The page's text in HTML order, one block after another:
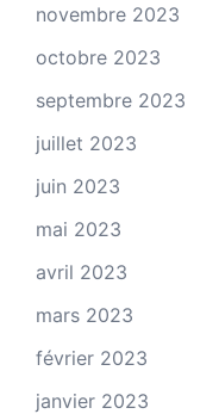
novembre 2023
octobre 2023
septembre 2023
juillet 2023
juin 2023
mai 2023
avril 2023
mars 2023
février 2023
janvier 2023